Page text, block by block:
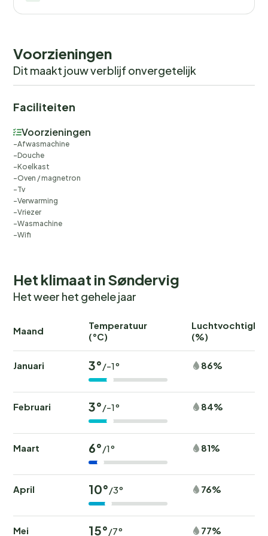
readings, actual usage of extra services, and any
check-out experience.
Voorzieningen
Dit maakt jouw verblijf onvergetelijk
Faciliteiten
Voorzieningen
Afwasmachine
Douche
Koelkast
Oven / magnetron
Tv
Verwarming
Vriezer
Wasmachine
Wifi
Het klimaat in Søndervig
Het weer het gehele jaar
Maand
Temperatuur
(°C)
(%)
Januari 3°/-1° 86%
Februari 3°/-1° 84%
Maart 6°/1° 81%
April 10°/3° 76%
Mei 15°/7° 77%